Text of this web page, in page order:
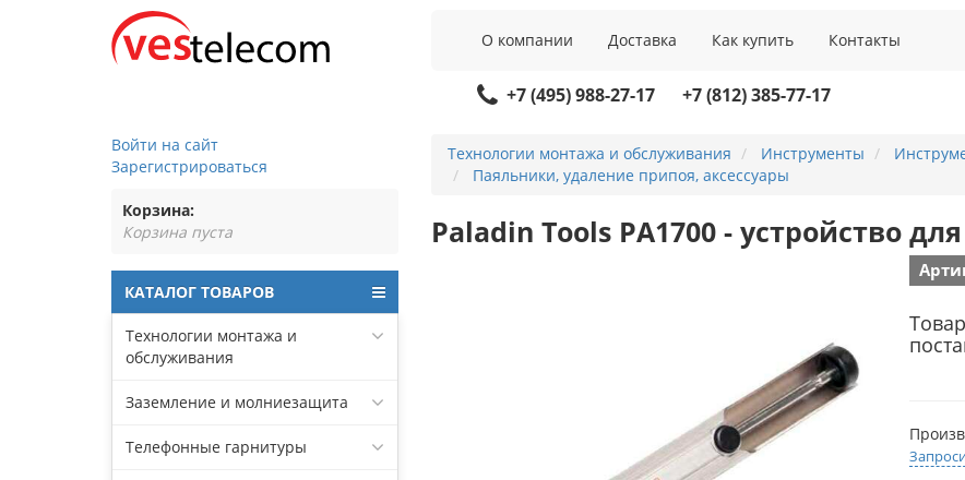
О компании Доставка Как купить Контакты
+7 (495) 988-27-17 +7 (812) 385-77-17
Войти на сайт
Зарегистрироваться
Корзина:
Корзина пуста
КАТАЛОГ ТОВАРОВ
Технологии монтажа и
обслуживания
Заземление и молниезащита
Телефонные гарнитуры
Технологии монтажа и обслуживания Инструменты
Паяльники, удаление припоя, аксессуары
Paladin Tools PA1700 - устройство